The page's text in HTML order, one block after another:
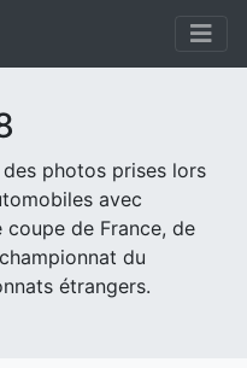
photos prises lors
avec
coupe de France, de
du
étrangers.